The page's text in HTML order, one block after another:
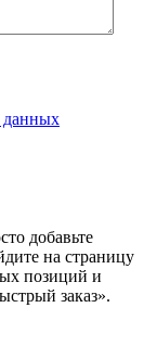
данных
добавьте
на страницу
позиций и
заказ».